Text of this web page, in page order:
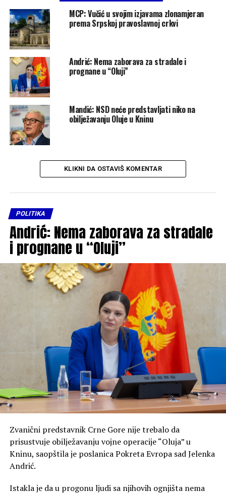
MCP: Vučić u svojim izjavama zlonamjeran
prema Srpskoj pravoslavnoj crkvi
Andrić: Nema zaborava za stradale i
prognane u “Oluji”
Mandić: NSD neće predstavljati niko na
obilježavanju Oluje u Kninu
KLIKNI DA OSTAVIŠ KOMENTAR
POLITIKA
Andrić: Nema zaborava za stradale
i prognane u “Oluji”
Zvanični predstavnik Crne Gore nije trebalo da
prisustvuje obilježavanju vojne operacije “Oluja” u
Kninu, saopštila je poslanica Pokreta Evropa sad Jelenka
Andrić.
Istakla je da u progonu ljudi sa njihovih ognjišta nema